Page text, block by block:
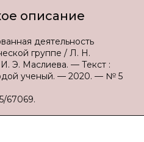
описание
деятельность
группе / Л. Н.
Э. Маслиева. — Текст :
ученый. — 2020. — № 5
67069.